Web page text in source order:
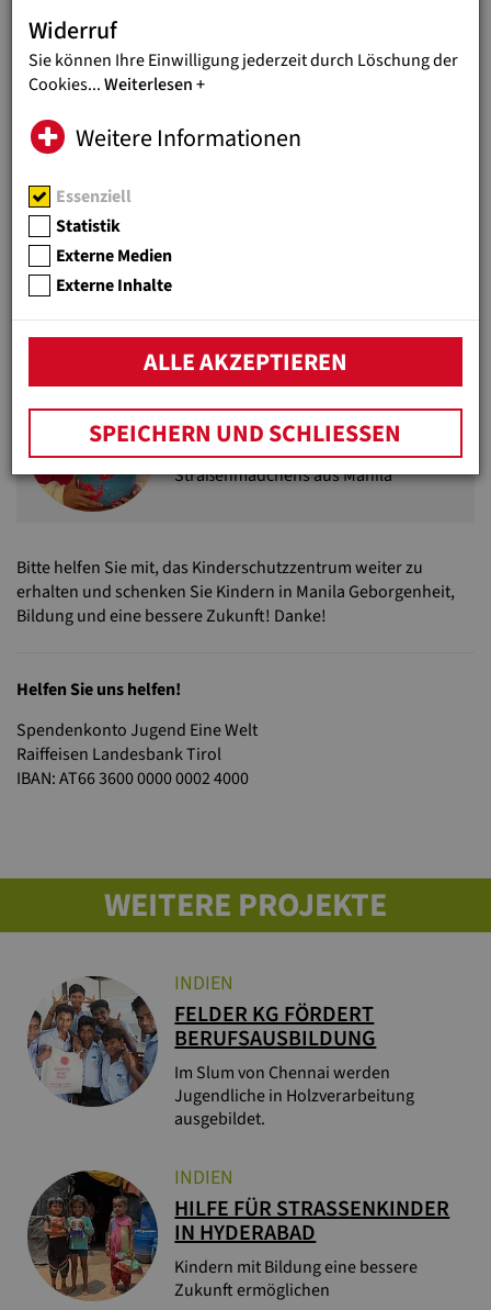
PHILIPPINEN
CINDY'S GESCHICHTE
Der lange Leidensweg eines
Straßenmädchens aus Manila
Bitte helfen Sie mit, das Kinderschutzzentrum weiter zu
erhalten und schenken Sie Kindern in Manila Geborgenheit,
Bildung und eine bessere Zukunft! Danke!
Helfen Sie uns helfen!
Spendenkonto Jugend Eine Welt
Raiffeisen Landesbank Tirol
IBAN: AT66 3600 0000 0002 4000
WEITERE PROJEKTE
INDIEN
FELDER KG FÖRDERT
BERUFSAUSBILDUNG
Im Slum von Chennai werden
Jugendliche in Holzverarbeitung
ausgebildet.
INDIEN
HILFE FÜR STRASSENKINDER I
N HYDERABAD
Kindern mit Bildung eine bessere
Zukunft ermöglichen
Widerruf
Sie können Ihre Einwilligung jederzeit durch Löschung der
Cookies...Weiterlesen
Weitere Informationen
Essenziell
Statistik
Externe Medien
Externe Inhalte
ALLE AKZEPTIEREN
SPEICHERN UND SCHLIESSEN